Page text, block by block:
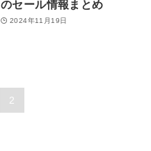
のセール情報まとめ
2024年11月19日
2